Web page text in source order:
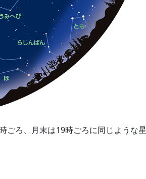
ごろ、月末は19時ごろに同じような星